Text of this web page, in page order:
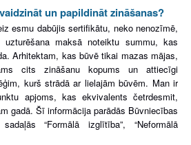
un papildināt zināšanas?
esmu dabūjis sertifikātu, neko nenozīmē,
maksā noteiktu summu, kas
Arhitektam, kas būvē tikai mazas mājas,
cits zināšanu kopums un attiecīgi
kurš strādā ar lielajām būvēm. Man ir
apjoms, kas ekvivalents četrdesmit,
gadā. Šī informācija parādās Būvniecības
“Formālā izglītība”, “Neformālā